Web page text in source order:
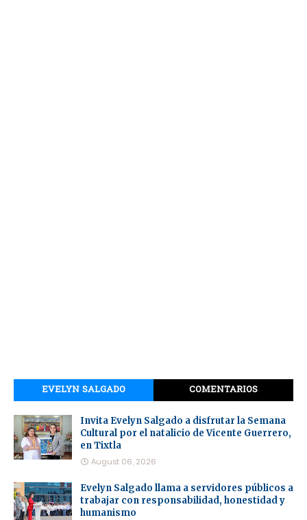
EVELYN SALGADO COMENTARIOS
Invita Evelyn Salgado a disfrutar la Semana
Cultural por el natalicio de Vicente Guerrero,
en Tixtla
August 06, 2026
Evelyn Salgado llama a servidores públicos a
trabajar con responsabilidad, honestidad y
humanismo